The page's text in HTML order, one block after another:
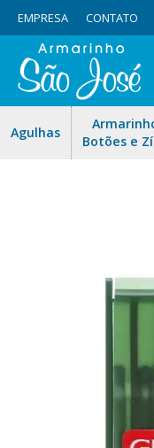
EMPRESA CONTATO
Agulhas
Botões e